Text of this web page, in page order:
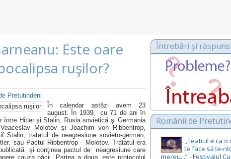
Este oare
ruşilor?
Pretutindeni
În calendar astăzi avem 23
august. În 1939, cu 71 de ani în
între Hitler şi Stalin, Rusia sovietică şi Germania
Molotov şi Joachim von Ribbentrop,
tratatul de neagresiune sovieto-german,
sau Pactul Ribbentrop - Molotov. Tratatul era
şi conţinea pactul de neagresiune care
cauza păcii. Partea a doua, este protocolul
Întrebări şi
Românii de
,,Teatrul e ca o
te face să te-
mereu...” - Festivalul